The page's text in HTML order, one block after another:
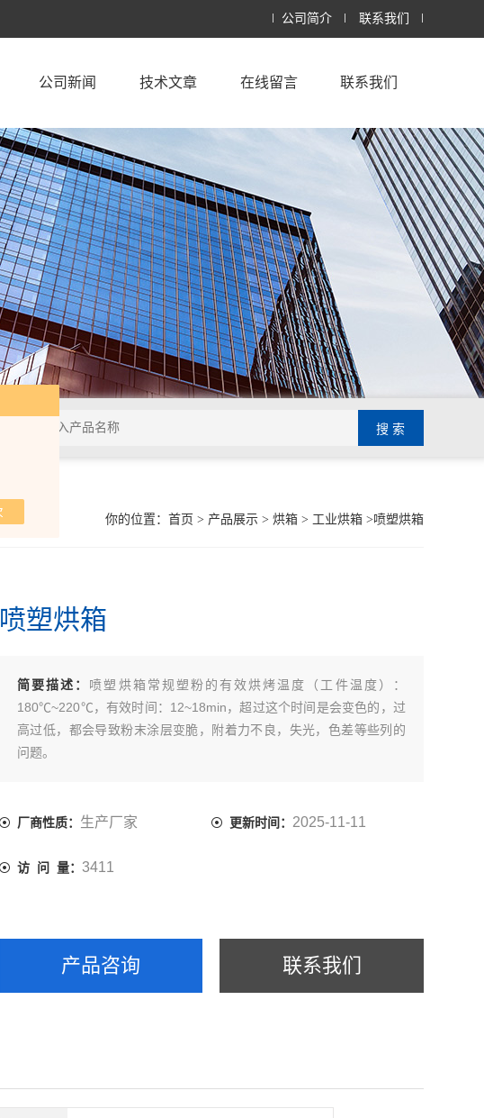
公司简介 联系我们
公司新闻 技术文章 在线留言 联系我们
你的位置： 首页 > 产品展示> 烘箱> 工业烘箱>喷塑烘箱
喷塑烘箱
简要描述： 喷塑烘箱常规塑粉的有效烘烤温度（工件温度）：
180℃~220℃，有效时间：12~18min，超过这个时间是会变色的，过
高过低，都会导致粉末涂层变脆，附着力不良，失光，色差等些列的
问题。
厂商性质： 生产厂家 更新时间： 2025-11-11
访 问 量：3411
产品咨询 联系我们